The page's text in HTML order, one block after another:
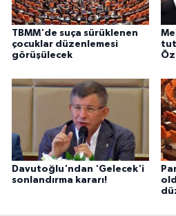
TBMM'de suça sürüklenen
çocuklar düzenlemesi
görüşülecek
Davutoğlu'ndan 'Gelecek'i
sonlandırma kararı!